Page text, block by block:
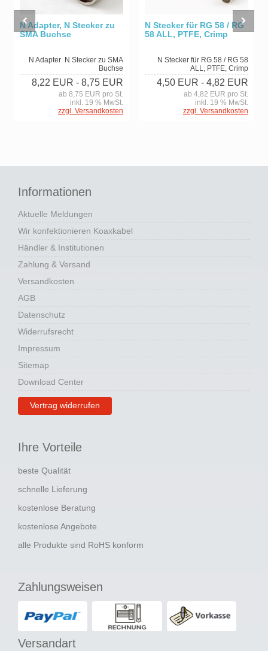
N Adapter, N Stecker zu
SMA Buchse
N Adapter N Stecker zu SMA
Buchse
8,22 EUR - 8,75 EUR
ab 8,75 EUR pro St.
inkl. 19 % MwSt.
zzgl. Versandkosten
N Stecker für RG 58 / RG
58 ALL, PTFE, Crimp
N Stecker für RG 58 / RG 58
ALL, PTFE, Crimp
4,50 EUR - 4,82 EUR
ab 4,82 EUR pro St.
inkl. 19 % MwSt.
zzgl. Versandkosten
Informationen
Aktuelle Meldungen
Wir konfektionieren Koaxkabel
Händler & Institutionen
Zahlung & Versand
Versandkosten
AGB
Datenschutz
Widerrufsrecht
Impressum
Sitemap
Download Center
Vertrag widerrufen
Ihre Vorteile
beste Qualität
schnelle Lieferung
kostenlose Beratung
kostenlose Angebote
alle Produkte sind RoHS konform
Zahlungsweisen
Versandart